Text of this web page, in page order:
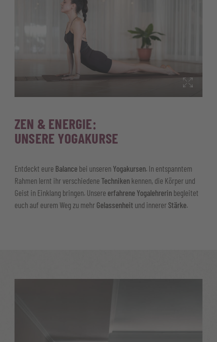
ZEN & ENERGIE:
UNSERE YOGAKURSE
Entdeckt eure Balance bei unseren Yogakursen. In entspanntem
Rahmen lernt ihr verschiedene Techniken kennen, die Körper und
Geist in Einklang bringen. Unsere erfahrene Yogalehrerin begleitet
euch auf eurem Weg zu mehr Gelassenheit und innerer Stärke.